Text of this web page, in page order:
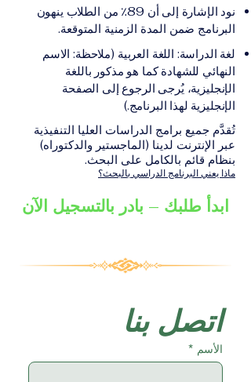
الإلكترونيقد يُطلب تقديم
مستندات إضافية حسب
البرنامج والمؤسسة التعليمية
الأكاديمية المناسبة للبرنامج،
والتي تصدر عن المؤسسة
التعليمية المسؤولة عن تقديم
البرنامج ضمن شبكة VBNN
Smart Education Group.
نود الإشارة إلى أن 89٪ من الطلاب ينهون
البرنامج ضمن المدة الزمنية المتوقعة.
لغة الدراسة: اللغة العربية (ملاحظة: الاسم
النهائي للشهادة كما هو مذكور باللغة
الإنجليزية، يُرجى الرجوع إلى الصفحة
الإنجليزية لهذا البرنامج.)
تُقدَّم جميع برامج الدراسات العليا التنفيذية
عبر الإنترنت لدينا (الماجستير والدكتوراه)
بنظام قائم بالكامل على البحث.
ماذا يعني البرنامج الدراسي بالبحث؟
ابدأ طلبك – بادر بالتسجيل الآن
اتصل بنا
الأسم *